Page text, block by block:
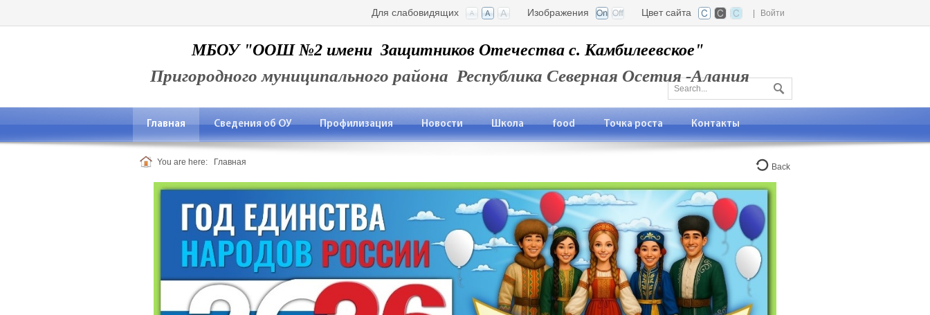
Войти
Цвет сайта
Изображения
Для слабовидящих
МБОУ "ООШ №2 имени Защитников Отечества с. Камбилеевское"
Пригородного муниципального района Республика Северная Осетия -Алания
Главная Сведения об ОУ Профилизация Новости Школа food Точка роста Контакты
You are here: Главная Back